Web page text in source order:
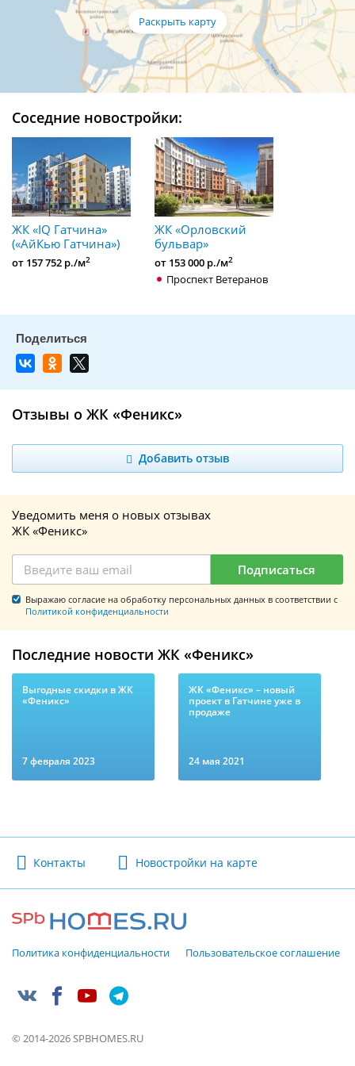
Соседние новостройки:
ЖК «IQ Гатчина»
(«АйКью Гатчина»)
от 157 752 р./м2
ЖК «Орловский
бульвар»
от 153 000 р./м2
Проспект Ветеранов
Отзывы о ЖК «Феникс»
Добавить отзыв
Уведомить меня о новых отзывах
ЖК «Феникс»
Подписаться
Выражаю согласие на обработку персональных данных в соответствии с
Политикой конфиденциальности
Последние новости ЖК «Феникс»
7 февраля 2023
Выгодные скидки в ЖК
«Феникс»
24 мая 2021
ЖК «Феникс» – новый
проект в Гатчине уже в
продаже
Контакты Новостройки на карте
Политика конфиденциальности Пользовательское соглашение
© 2014-2026 SPBHOMES.RU